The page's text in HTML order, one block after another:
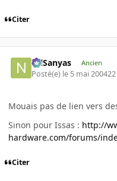
Citer
NilSanyas Ancien
Posté(e) le 5 mai 200422
Mouais pas de lien vers
Sinon pour Issas : http://
hardware.com/forums/
Citer